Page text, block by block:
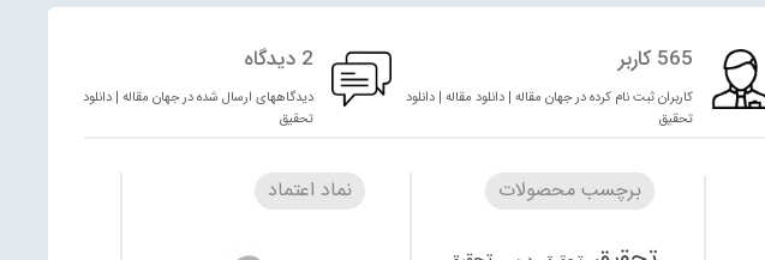
565 کاربر
کاربران ثبت نام کرده در جهان مقاله | دانلود مقاله | دانلود
تحقیق
2 دیدگاه
دیدگاههای ارسال شده در جهان مقاله | دانلود مقاله | دانلود
تحقیق
برچسب محصولات نماد اعتماد